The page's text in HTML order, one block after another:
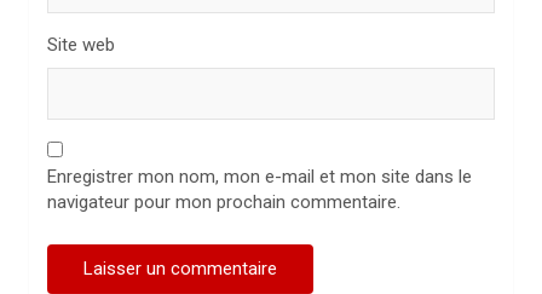
Site web
Enregistrer mon nom, mon e-mail et mon site dans le
navigateur pour mon prochain commentaire.